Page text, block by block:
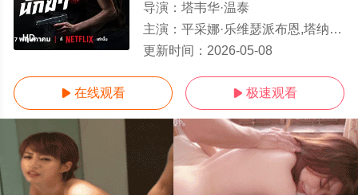
HD
导演： 塔韦华·温泰
主演： 平采娜·乐维瑟派布恩,塔纳波·里拉塔纳卡邹,西瓦功·阿达苏提坤
更新时间： 2026-05-08
 在线观看  极速观看